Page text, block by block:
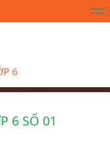
6
6 SỐ 01